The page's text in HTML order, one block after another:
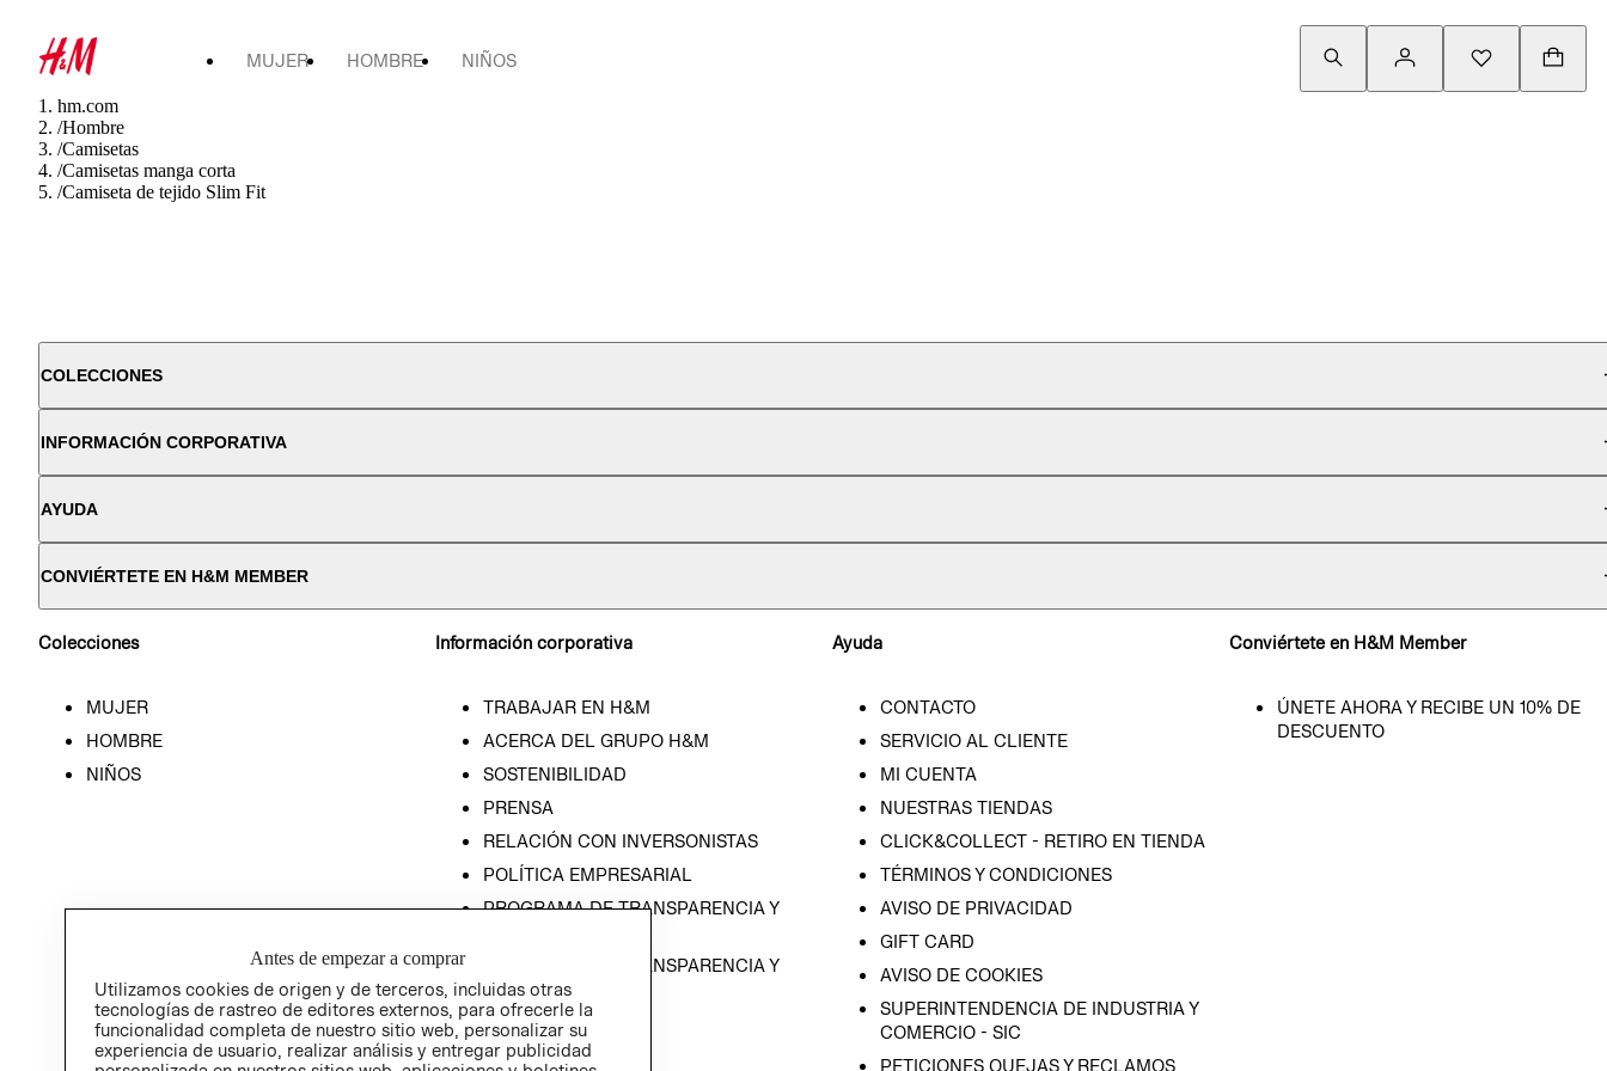
MUJER HOMBRE NIÑOS
hm.com
/Hombre
/Camisetas
/Camisetas manga corta
/Camiseta de tejido Slim Fit
COLECCIONES
INFORMACIÓN CORPORATIVA
AYUDA
CONVIÉRTETE EN H&M MEMBER
Colecciones
MUJER
HOMBRE
NIÑOS
Información corporativa
TRABAJAR EN H&M
ACERCA DEL GRUPO H&M
SOSTENIBILIDAD
PRENSA
RELACIÓN CON INVERSONISTAS
POLÍTICA EMPRESARIAL
PROGRAMA DE TRANSPARENCIA Y
PROGRAMA DE TRANSPARENCIA Y
ÉTICA (INGLÉS)
Ayuda
CONTACTO
SERVICIO AL CLIENTE
MI CUENTA
NUESTRAS TIENDAS
CLICK&COLLECT - RETIRO EN TIENDA
TÉRMINOS Y CONDICIONES
AVISO DE PRIVACIDAD
GIFT CARD
AVISO DE COOKIES
SUPERINTENDENCIA DE INDUSTRIA Y
COMERCIO - SIC
PETICIONES QUEJAS Y RECLAMOS
Conviértete en H&M Member
ÚNETE AHORA Y RECIBE UN 10% DE
DESCUENTO
Antes de empezar a comprar
Utilizamos cookies de origen y de terceros, incluidas otras
tecnologías de rastreo de editores externos, para ofrecerle la
funcionalidad completa de nuestro sitio web, personalizar su
experiencia de usuario, realizar análisis y entregar publicidad